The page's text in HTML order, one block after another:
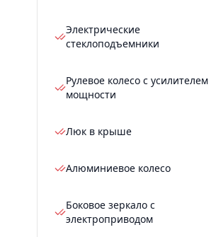
Электрические
стеклоподъемники
Рулевое колесо с усилителем
мощности
Люк в крыше
Алюминиевое колесо
Боковое зеркало с
электроприводом